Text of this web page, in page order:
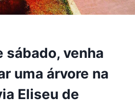
sábado, venha
uma árvore na
Eliseu de